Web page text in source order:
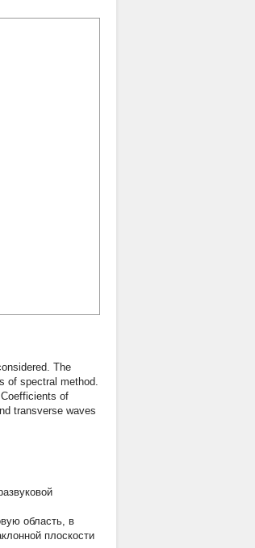
The
of spectral method.
of
transverse waves
область, в
плоскости